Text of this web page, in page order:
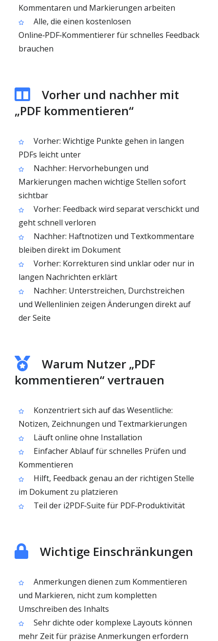
Kommentaren und Markierungen arbeiten
Alle, die einen kostenlosen
Online‑PDF‑Kommentierer für schnelles Feedback
brauchen
Vorher und nachher mit
„PDF kommentieren“
Vorher: Wichtige Punkte gehen in langen
PDFs leicht unter
Nachher: Hervorhebungen und
Markierungen machen wichtige Stellen sofort
sichtbar
Vorher: Feedback wird separat verschickt und
geht schnell verloren
Nachher: Haftnotizen und Textkommentare
bleiben direkt im Dokument
Vorher: Korrekturen sind unklar oder nur in
langen Nachrichten erklärt
Nachher: Unterstreichen, Durchstreichen
und Wellenlinien zeigen Änderungen direkt auf
der Seite
Warum Nutzer „PDF
kommentieren“ vertrauen
Konzentriert sich auf das Wesentliche:
Notizen, Zeichnungen und Textmarkierungen
Läuft online ohne Installation
Einfacher Ablauf für schnelles Prüfen und
Kommentieren
Hilft, Feedback genau an der richtigen Stelle
im Dokument zu platzieren
Teil der i2PDF‑Suite für PDF‑Produktivität
Wichtige Einschränkungen
Anmerkungen dienen zum Kommentieren
und Markieren, nicht zum kompletten
Umschreiben des Inhalts
Sehr dichte oder komplexe Layouts können
mehr Zeit für präzise Anmerkungen erfordern